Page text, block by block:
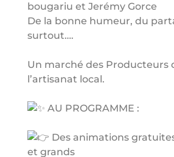
bougariu et Jerémy Gorce
De la bonne humeur, du
surtout….
Un marché des Producteurs
l’artisanat local.
AU PROGRAMME :
Des animations
et grands